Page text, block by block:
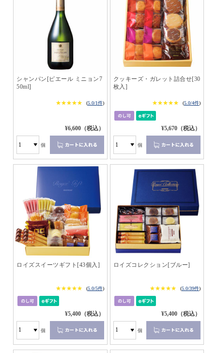
シャンパン[ピエール ミニョン7
50ml]
★★★★★
★★★★★ (5.0/1件)
¥6,600（税込）
個
クッキーズ・ガレット詰合せ[30
枚入]
★★★★★
★★★★★ (5.0/4件)
¥5,670（税込）
個
ロイズスイーツギフト[43個入]
★★★★★
★★★★★ (5.0/5件)
¥5,400（税込）
個
ロイズコレクション[ブルー]
★★★★★
★★★★★ (5.0/39件)
¥5,400（税込）
個